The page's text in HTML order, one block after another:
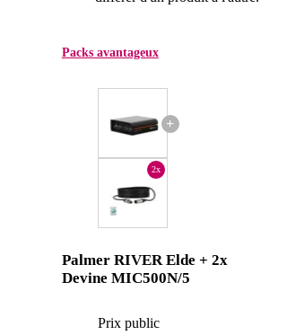
Packs avantageux
+
2x
Palmer RIVER Elde + 2x
Devine MIC500N/5
Prix public